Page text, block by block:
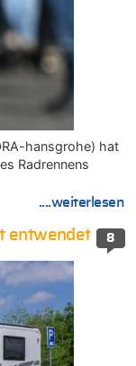
hansgrohe) hat
Radrennens
....weiterlesen
8
entwendet